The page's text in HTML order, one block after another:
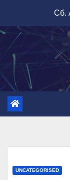
содержимому
Сб.
UNCATEGORISED